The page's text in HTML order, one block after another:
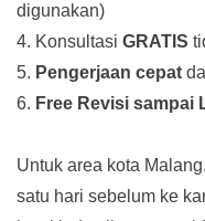
digunakan)
4. Konsultasi GRATIS
5. Pengerjaan cepat
6. Free Revisi sampai
Untuk area kota
satu hari sebelum ke